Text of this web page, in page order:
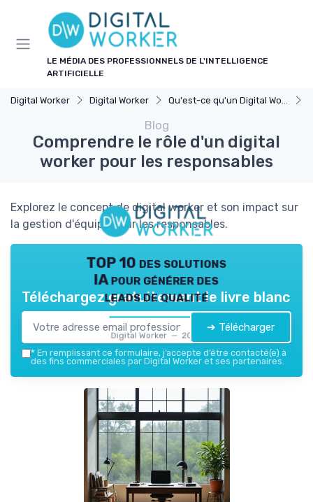
LE MÉDIA DES PROFESSIONNELS DE L'INTELLIGENCE
ARTIFICIELLE
Digital Worker Digital Worker Qu'est-ce qu'un Digital Worker ?
Blog
Comprendre le rôle d'un digital
worker pour les responsables
Explorez le concept de digital worker et son impact sur
la gestion d'équipe pour les responsables.
TOP 10 des solutions
IA pour générer des
leads de qualité
Digital Worker — 2026
Téléchargez gratuitement le livre blanc
➔ Télécharger
* En remplissant ce formulaire, j’accepte d’être contacté(e) à
des fins commerciales par Digital Worker et ses partenaires.